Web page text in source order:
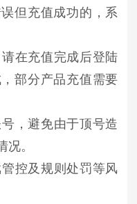
但充值成功的，系
在充值完成后登陆
部分产品充值需要
，避免由于顶号造
。
控及规则处罚等风